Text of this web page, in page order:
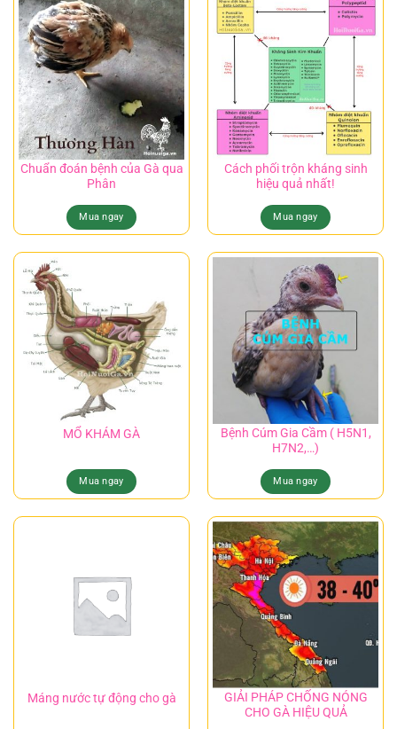
Chuẩn đoán bệnh của Gà qua
Phân
Mua ngay
Cách phối trộn kháng sinh
hiệu quả nhất!
Mua ngay
MỔ KHÁM GÀ
Mua ngay
Bệnh Cúm Gia Cầm ( H5N1,
H7N2,…)
Mua ngay
Máng nước tự động cho gà
GIẢI PHÁP CHỐNG NÓNG
CHO GÀ HIỆU QUẢ